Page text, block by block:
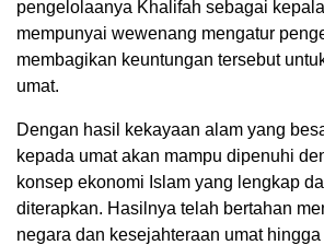
pengelolaanya Khalifah sebagai
mempunyai wewenang mengatur
membagikan keuntungan tersebut
umat.
Dengan hasil kekayaan alam yang
kepada umat akan mampu dipenuhi
konsep ekonomi Islam yang lengkap
diterapkan. Hasilnya telah bertahan
negara dan kesejahteraan umat